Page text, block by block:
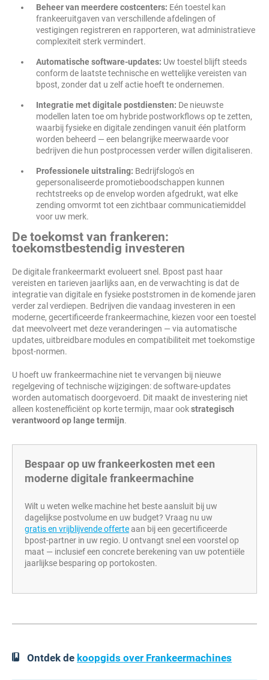
Beheer van meerdere costcenters: Eén toestel kan
frankeeruitgaven van verschillende afdelingen of
vestigingen registreren en rapporteren, wat administratieve
complexiteit sterk vermindert.
Automatische software-updates: Uw toestel blijft steeds
conform de laatste technische en wettelijke vereisten van
bpost, zonder dat u zelf actie hoeft te ondernemen.
Integratie met digitale postdiensten: De nieuwste
modellen laten toe om hybride postworkflows op te zetten,
waarbij fysieke en digitale zendingen vanuit één platform
worden beheerd — een belangrijke meerwaarde voor
bedrijven die hun postprocessen verder willen digitaliseren.
Professionele uitstraling: Bedrijfslogo's en
gepersonaliseerde promotieboodschappen kunnen
rechtstreeks op de envelop worden afgedrukt, wat elke
zending omvormt tot een zichtbaar communicatiemiddel
voor uw merk.
De toekomst van frankeren:
toekomstbestendig investeren
De digitale frankeermarkt evolueert snel. Bpost past haar
vereisten en tarieven jaarlijks aan, en de verwachting is dat de
integratie van digitale en fysieke poststromen in de komende jaren
verder zal verdiepen. Bedrijven die vandaag investeren in een
moderne, gecertificeerde frankeermachine, kiezen voor een toestel
dat meevolveert met deze veranderingen — via automatische
updates, uitbreidbare modules en compatibiliteit met toekomstige
bpost-normen.
U hoeft uw frankeermachine niet te vervangen bij nieuwe
regelgeving of technische wijzigingen: de software-updates
worden automatisch doorgevoerd. Dit maakt de investering niet
alleen kostenefficiënt op korte termijn, maar ookstrategisch
verantwoord op lange termijn.
Bespaar op uw frankeerkosten met een
moderne digitale frankeermachine
Wilt u weten welke machine het beste aansluit bij uw
dagelijkse postvolume en uw budget? Vraag nu uw
gratis en vrijblijvende offerteaan bij een gecertificeerde
bpost-partner in uw regio. U ontvangt snel een voorstel op
maat — inclusief een concrete berekening van uw potentiële
jaarlijkse besparing op portokosten.
Ontdek de koopgids over Frankeermachines